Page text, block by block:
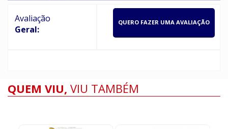
Avaliação
Geral:
QUERO FAZER UMA AVALIAÇÃO
QUEM VIU, VIU TAMBÉM